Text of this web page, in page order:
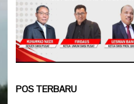
POS TERBARU